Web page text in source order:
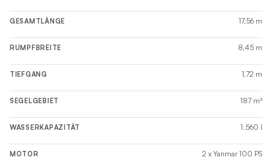
GESAMTLÄNGE 17,56 m
RUMPFBREITE 8,45 m
TIEFGANG 1,72 m
SEGELGEBIET 187 m²
WASSERKAPAZITÄT 1.560 l
MOTOR 2 x Yanmar 100 PS